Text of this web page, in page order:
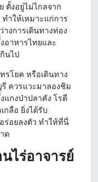
ตั้งอยู่ไม่ไกลจาก
ำให้เหมาะแก่การ
งการเดินทางท่อง
อาหารไทยและ
นไป
รโยค หรือเดินทาง
ควรแวะมาลองชิม
แกงป่าปลาคัง โรตี
กลือ ยิ่งได้รับ
ร่อยลงตัว ทำให้ที่นี่
ด
ไร่อาจารย์